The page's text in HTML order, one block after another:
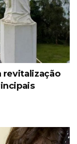
revitalização